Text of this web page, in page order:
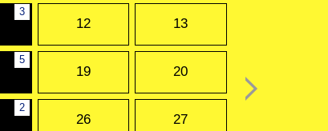
3
12 13
5
19 20
2
26 27